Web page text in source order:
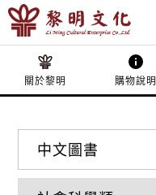
關於黎明 購物說明